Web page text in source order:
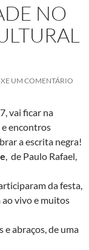
NO
UM COMENTÁRIO
vai ficar na
encontros
a escrita negra!
, de Paulo Rafael,
da festa,
ao vivo e muitos
abraços, de uma